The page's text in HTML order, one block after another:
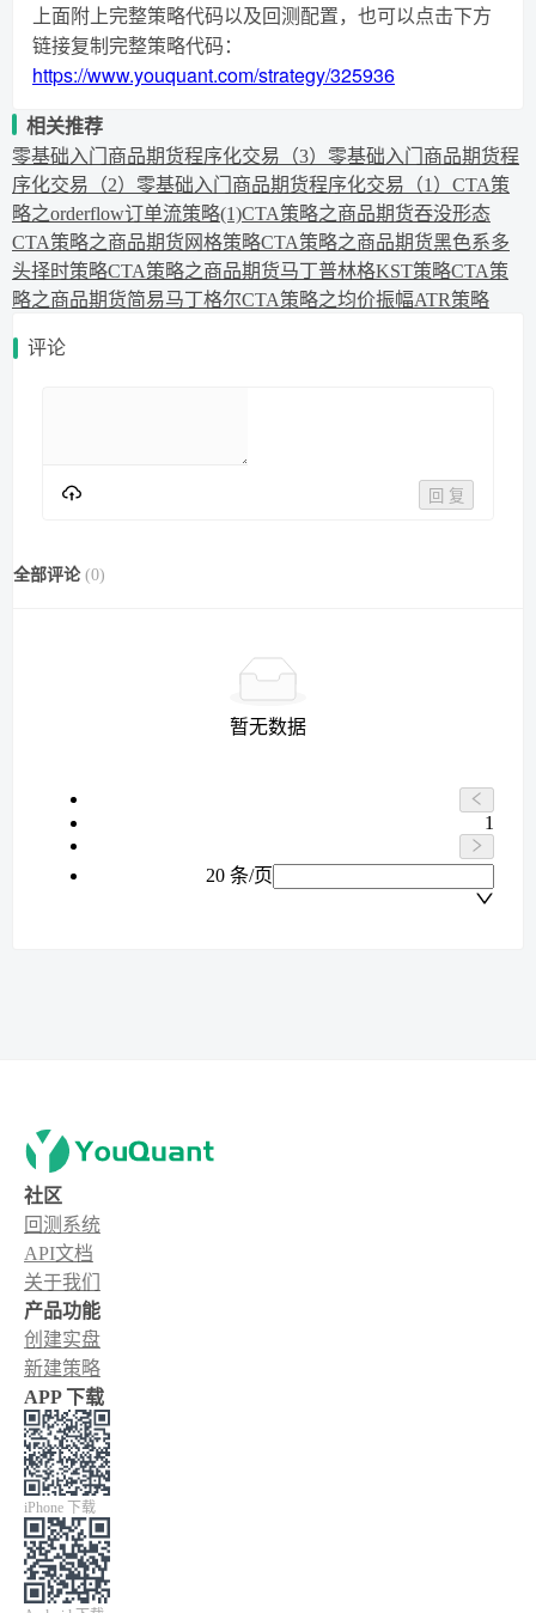
上面附上完整策略代码以及回测配置，也可以点击下方
链接复制完整策略代码：
https://www.youquant.com/strategy/325936
相关推荐
零基础入门商品期货程序化交易（3） 零基础入门商品期货程
序化交易（2） 零基础入门商品期货程序化交易（1） CTA策
略之orderflow订单流策略(1)CTA策略之商品期货吞没形态
CTA策略之商品期货网格策略CTA策略之商品期货黑色系多
头择时策略CTA策略之商品期货马丁普林格KST策略CTA策
略之商品期货简易马丁格尔CTA策略之均价振幅ATR策略
评论
回 复
全部评论 (0)
暂无数据
1
20 条/页
社区
回测系统
API文档
关于我们
产品功能
创建实盘
新建策略
APP 下载
iPhone 下载